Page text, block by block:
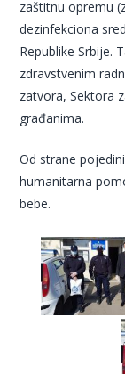
zaštitnu opremu
dezinfekciona
Republike Srbije.
zdravstvenim
zatvora, Sektora
građanima.
Od strane
humanitarna
bebe.